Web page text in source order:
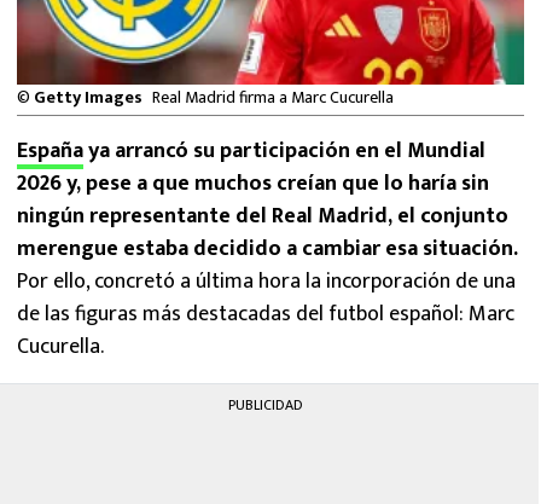
NFL
© Getty Images Real Madrid firma a Marc Cucurella
Españaya arrancó su participación en el Mundial
2026 y, pese a que muchos creían que lo haría sin
ningún representante del Real Madrid, el conjunto
merengue estaba decidido a cambiar esa situación.
Por ello, concretó a última hora la incorporación de una
de las figuras más destacadas del futbol español: Marc
Cucurella.
PUBLICIDAD